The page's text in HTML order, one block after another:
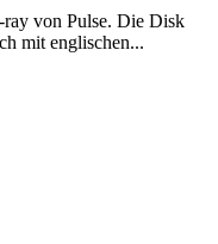
ray von Pulse. Die Disk
mit englischen...